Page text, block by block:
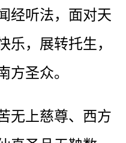
经听法，面对天
乐，展转托生，
方圣众。
无上慈尊、西方